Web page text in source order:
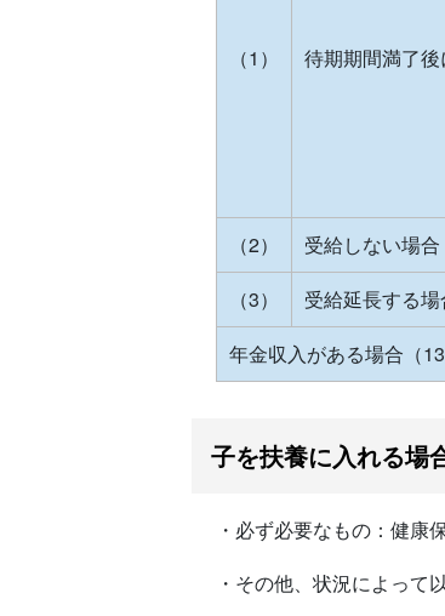
（1） 待期期間満了
（2） 受給しない場合
（3）
受給延長する場
年金収入がある場合（
子を扶養に入れる場
・必ず必要なもの：健康
・その他、状況によって